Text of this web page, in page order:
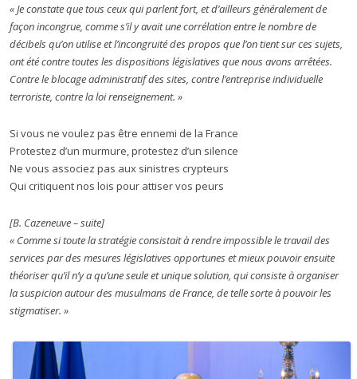
« Je constate que tous ceux qui parlent fort, et d’ailleurs généralement de
façon incongrue, comme s’il y avait une corrélation entre le nombre de
décibels qu’on utilise et l’incongruité des propos que l’on tient sur ces sujets,
ont été contre toutes les dispositions législatives que nous avons arrêtées.
Contre le blocage administratif des sites, contre l’entreprise individuelle
terroriste, contre la loi renseignement. »
Si vous ne voulez pas être ennemi de la France
Protestez d’un murmure, protestez d’un silence
Ne vous associez pas aux sinistres crypteurs
Qui critiquent nos lois pour attiser vos peurs
[B. Cazeneuve – suite]
« Comme si toute la stratégie consistait à rendre impossible le travail des
services par des mesures législatives opportunes et mieux pouvoir ensuite
théoriser qu’il n’y a qu’une seule et unique solution, qui consiste à organiser
la suspicion autour des musulmans de France, de telle sorte à pouvoir les
stigmatiser. »